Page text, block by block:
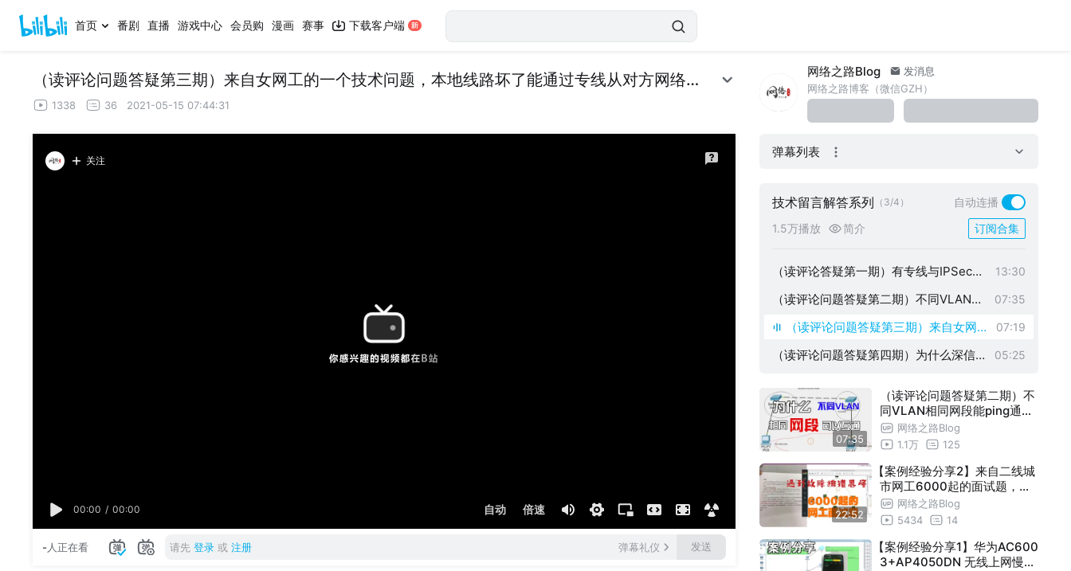
首页 番剧 直播 游戏中心 会员购 漫画 赛事 下载客户端
（读评论问题答疑第三期）来自女网工的一个技术问题，本地线路坏了能通过专线从对方网络上网吗？
1338 36 2021-05-15 07:44:31
关注
00:00 / 00:00 自动 倍速
-人正在看 请先 登录 或 注册 弹幕礼仪 发送
网络之路Blog
发消息
网络之路博客（微信GZH）
弹幕列表
技术留言解答系列 （3/4）
自动连播
1.5万播放
简介 订阅合集
（读评论答疑第一期）有专线与IPSec，
如何专线断了自动切换到IPSec
13:30
（读评论问题答疑第二期）不同VLAN相
同网段能ping通吗？
07:35
（读评论问题答疑第三期）来自女网
工的一个技术问题，本地线路坏了能
07:19
（读评论问题答疑第四期）为什么深信
05:25
07:35
（读评论问题答疑第二期）不
同VLAN相同网段能ping通吗
？ 网络之路Blog
1.1万
125
22:52
【案例经验分享2】来自二线城
市网工6000起的面试题，来
检验下自己的技术（下）
网络之路Blog
5434
14
【案例经验分享1】华为AC600
3+AP4050DN 无线上网慢、